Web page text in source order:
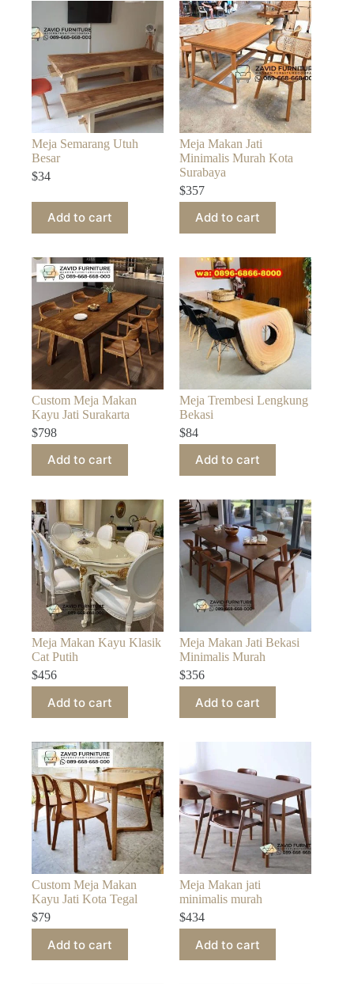
Meja Semarang Utuh
Besar
$34
Add to cart
Meja Makan Jati
Minimalis Murah Kota
Surabaya
$357
Add to cart
Custom Meja Makan
Kayu Jati Surakarta
$798
Add to cart
Meja Trembesi Lengkung
Bekasi
$84
Add to cart
Meja Makan Kayu Klasik
Cat Putih
$456
Add to cart
Meja Makan Jati Bekasi
Minimalis Murah
$356
Add to cart
Custom Meja Makan
Kayu Jati Kota Tegal
$79
Add to cart
Meja Makan jati
minimalis murah
$434
Add to cart